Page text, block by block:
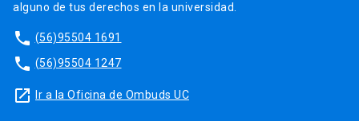
alguno de tus derechos en la universidad.
phone (56)95504 1691
phone (56)95504 1247
launch Ir a la Oficina de Ombuds UC